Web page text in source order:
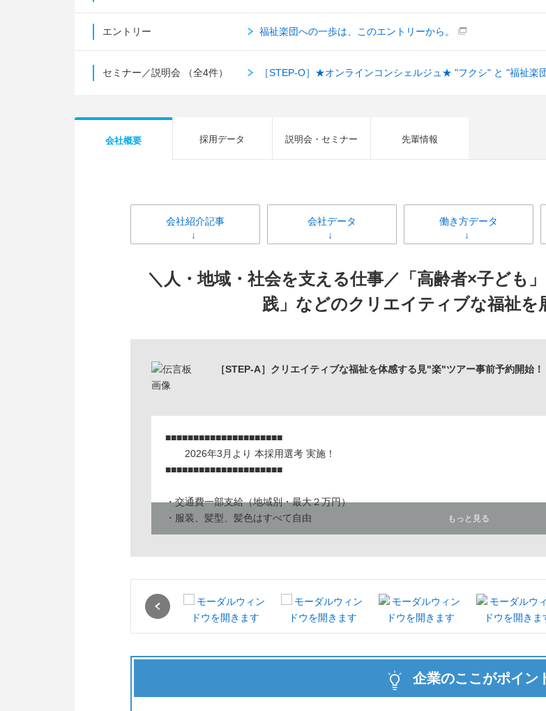
エントリー 福祉楽団への一歩は、このエントリーから。
セミナー／説明会 （全4件） ［STEP-O］★オンラインコンシェルジュ★ "フクシ" と "福祉楽
会社概要 採用データ 説明会・セミナー 先輩情報
会社紹介記事 会社データ 働き方データ
＼人・地域・社会を支える仕事／「高齢者×子ども
践」などのクリエイティブな福祉を
［STEP-A］クリエイティブな福祉を体感する見"楽"ツアー事前予約開始！
■■■■■■■■■■■■■■■■■■■■■
2026年3月より 本採用選考 実施！
■■■■■■■■■■■■■■■■■■■■■
・交通費一部支給（地域別・最大２万円）
・服装、髪型、髪色はすべて自由
─ これからの未来に必要とされる仕事をしたい
そのような想いがあれば、
働くことのできる育成環境をご用意しています。
もっと見る
企業のここがポイン